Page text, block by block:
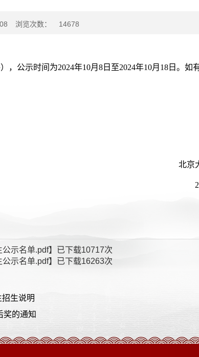
浏览次数： 14678
，公示时间为2024年10月8日至2024年10月18日。如
北京
示名单.pdf】已下载10717次
示名单.pdf】已下载16263次
招生说明
奖的通知